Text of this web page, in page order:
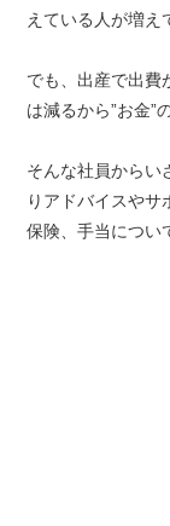
えている人が増え
でも、出産で出費
は減るから”お金”
そんな社員からい
りアドバイスやサ
保険、手当につい